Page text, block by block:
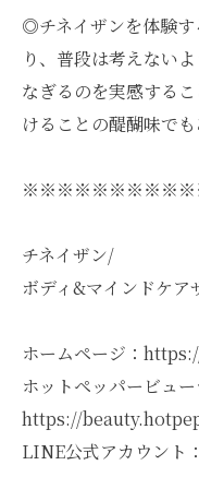
◎チネイザンを体験
り、普段は考えない
なぎるのを実感する
けることの醍醐味でも
チネイザン/
ボディ&マインドケ
ホームページ：
ホットペッパービュー
https://
LINE公式アカウン